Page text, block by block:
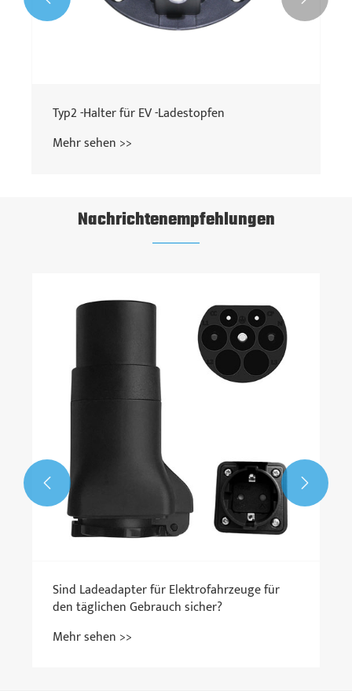
Typ2 -Halter für EV -Ladestopfen
Mehr sehen >>
Nachrichtenempfehlungen
Sind Ladeadapter für Elektrofahrzeuge für
den täglichen Gebrauch sicher?
Mehr sehen >>
 